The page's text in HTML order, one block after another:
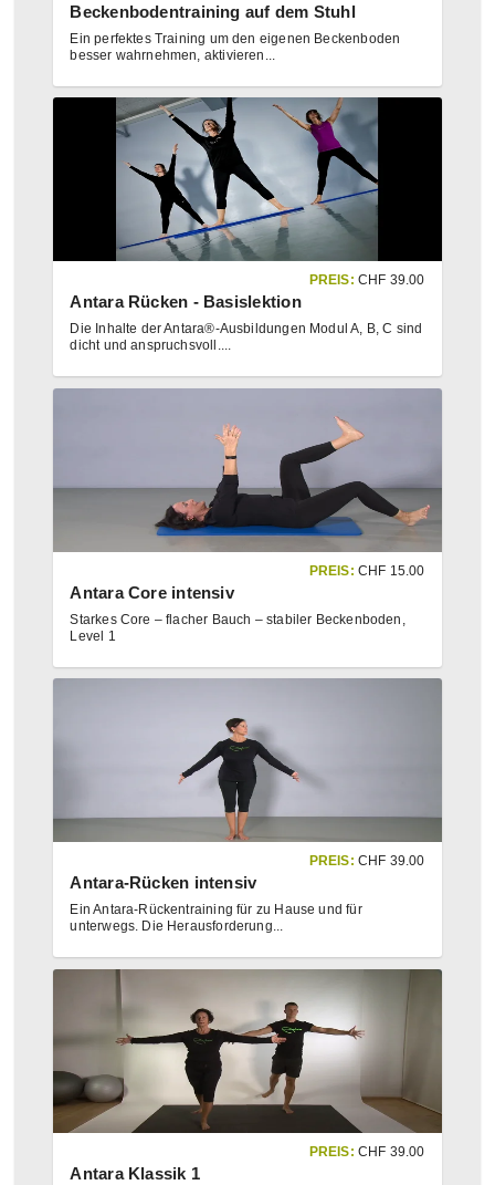
Beckenbodentraining auf dem Stuhl
Ein perfektes Training um den eigenen Beckenboden
besser wahrnehmen, aktivieren
PREIS: CHF 39.00
Antara Rücken - Basislektion
Die Inhalte der Antara®-Ausbildungen Modul A, B, C sind
dicht und anspruchsvoll....
PREIS: CHF 15.00
Antara Core intensiv
Starkes Core – flacher Bauch – stabiler Beckenboden,
Level 1
PREIS: CHF 39.00
Antara-Rücken intensiv
Ein Antara-Rückentraining für zu Hause und für
unterwegs. Die Herausforderung...
PREIS: CHF 39.00
Antara Klassik 1